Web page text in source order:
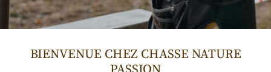
BIENVENUE CHEZ CHASSE NATURE